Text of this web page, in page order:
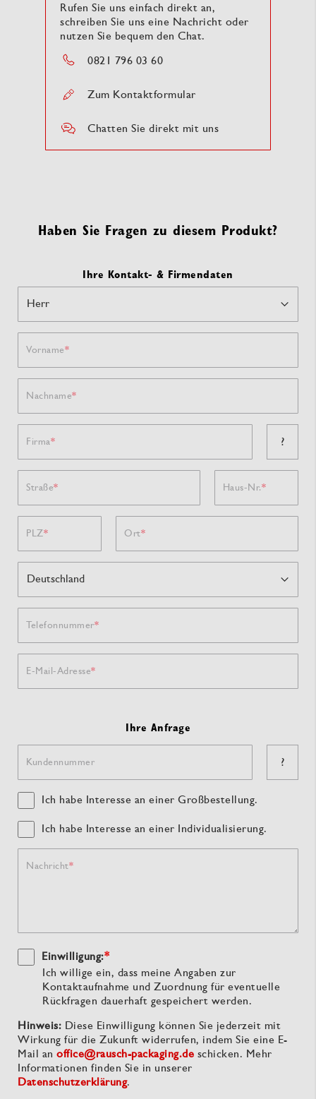
Rufen Sie uns einfach direkt an,
schreiben Sie uns eine Nachricht oder
nutzen Sie bequem den Chat.
0821 796 03 60
Zum Kontaktformular
Chatten Sie direkt mit uns
Haben Sie Fragen zu diesem Produkt?
Ihre Kontakt- & Firmendaten
Vorname
Nachname
Firma ?
Straße Haus-Nr.
PLZ Ort
Telefonnummer
E-Mail-Adresse
Ihre Anfrage
Kundennummer ?
Ich habe Interesse an einer Großbestellung.
Ich habe Interesse an einer Individualisierung.
Nachricht
Einwilligung:*
Ich willige ein, dass meine Angaben zur
Kontaktaufnahme und Zuordnung für eventuelle
Rückfragen dauerhaft gespeichert werden.
Hinweis: Diese Einwilligung können Sie jederzeit mit
Wirkung für die Zukunft widerrufen, indem Sie eine E-
Mail an office@rausch-packaging.de schicken. Mehr
Informationen finden Sie in unserer
Datenschutzerklärung.